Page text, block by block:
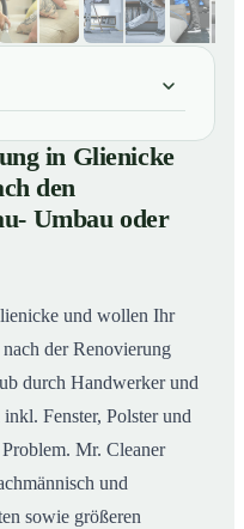
Glienicke gesucht: Wir
bei Neubau- Umbau
im Einsatz
in Glienicke
den
Umbau oder
und wollen Ihr
der Renovierung
durch Handwerker und
Fenster, Polster und
Mr. Cleaner
und
sowie größeren